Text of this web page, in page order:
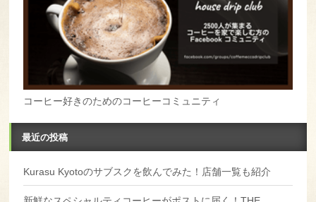
コーヒー好きのためのコーヒーコミュニティ
最近の投稿
Kurasu Kyotoのサブスクを飲んでみた！店舗一覧も紹介